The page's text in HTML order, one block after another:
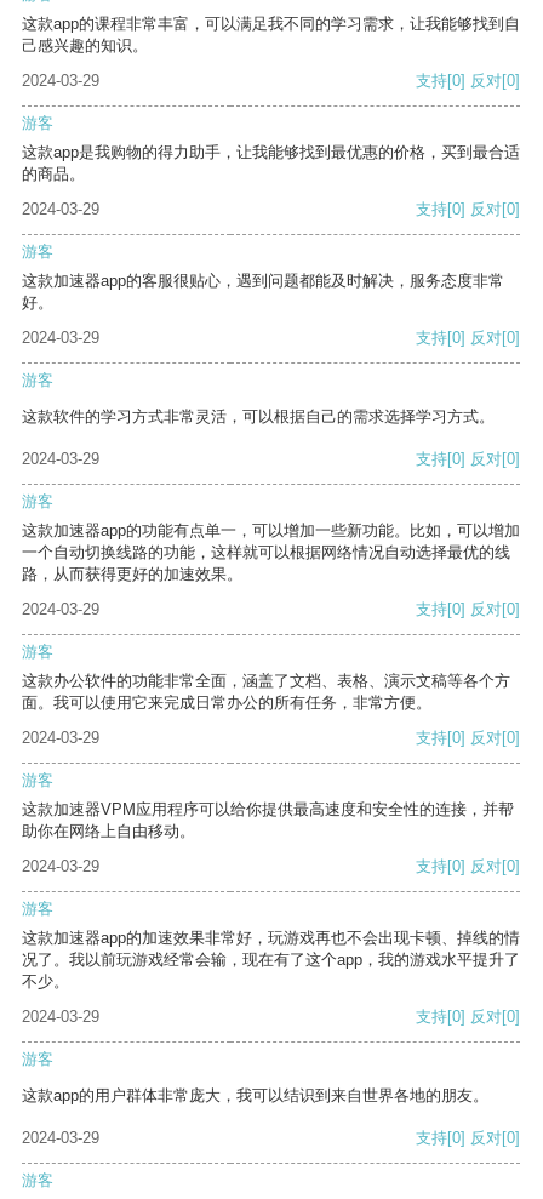
这款app的课程非常丰富，可以满足我不同的学习需求，让我能够找到自
己感兴趣的知识。
2024-03-29
支持[0] 反对[0]
游客
这款app是我购物的得力助手，让我能够找到最优惠的价格，买到最合适
的商品。
2024-03-29
支持[0] 反对[0]
游客
这款加速器app的客服很贴心，遇到问题都能及时解决，服务态度非常
好。
2024-03-29
支持[0] 反对[0]
游客
这款软件的学习方式非常灵活，可以根据自己的需求选择学习方式。
2024-03-29 支持[0] 反对[0]
游客
这款加速器app的功能有点单一，可以增加一些新功能。比如，可以增加
一个自动切换线路的功能，这样就可以根据网络情况自动选择最优的线
路，从而获得更好的加速效果。
2024-03-29
支持[0] 反对[0]
游客
这款办公软件的功能非常全面，涵盖了文档、表格、演示文稿等各个方
面。我可以使用它来完成日常办公的所有任务，非常方便。
2024-03-29
支持[0] 反对[0]
游客
这款加速器VPM应用程序可以给你提供最高速度和安全性的连接，并帮
助你在网络上自由移动。
2024-03-29
支持[0] 反对[0]
游客
这款加速器app的加速效果非常好，玩游戏再也不会出现卡顿、掉线的情
况了。我以前玩游戏经常会输，现在有了这个app，我的游戏水平提升了
不少。
2024-03-29
支持[0] 反对[0]
游客
这款app的用户群体非常庞大，我可以结识到来自世界各地的朋友。
2024-03-29 支持[0] 反对[0]
游客